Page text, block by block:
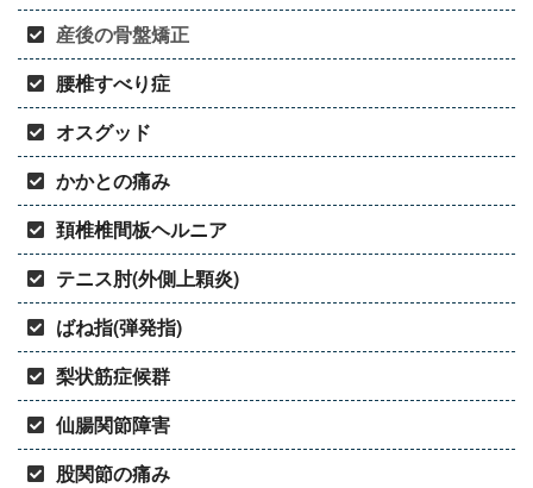
産後の骨盤矯正
腰椎すべり症
オスグッド
かかとの痛み
頚椎椎間板ヘルニア
テニス肘(外側上顆炎)
ばね指(弾発指)
梨状筋症候群
仙腸関節障害
股関節の痛み